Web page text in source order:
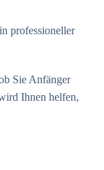
professioneller
Sie Anfänger
Ihnen helfen,